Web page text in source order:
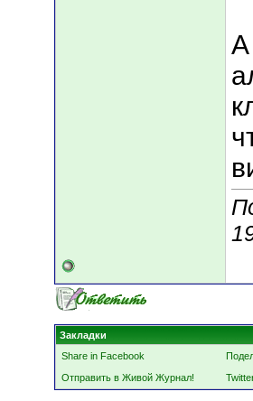
А
Закладки
Share in Facebook
Отправить в Живой Журнал!